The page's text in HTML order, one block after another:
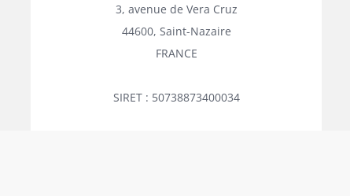
3, avenue de Vera Cruz
44600, Saint-Nazaire
FRANCE
SIRET : 50738873400034